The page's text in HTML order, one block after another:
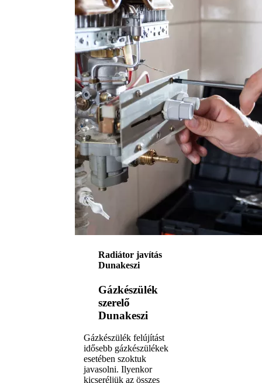
Radiátor javítás
Dunakeszi
Gázkészülék
szerelő
Dunakeszi
Gázkészülék felújítást
idősebb gázkészülékek
esetében szoktuk
javasolni. Ilyenkor
kicseréljük az összes